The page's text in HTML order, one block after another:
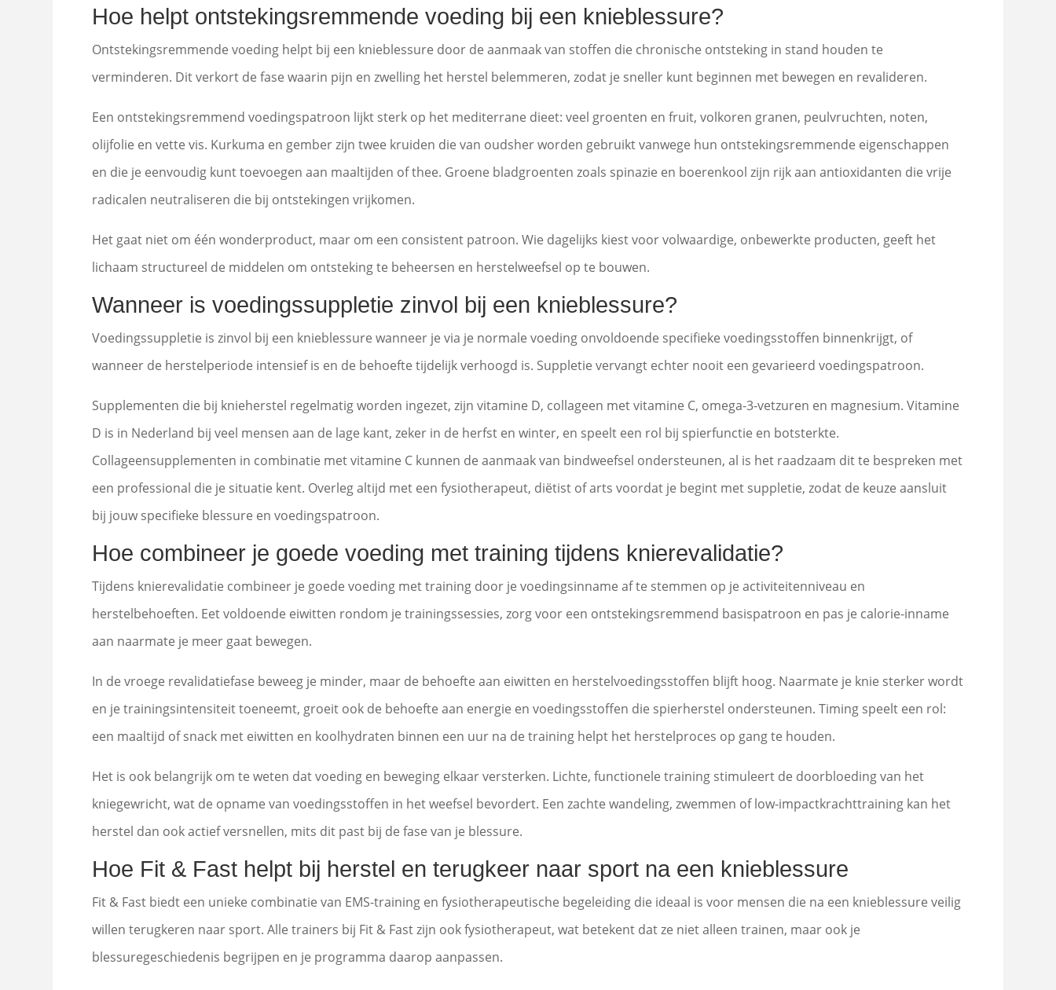
Hoe helpt ontstekingsremmende voeding bij een knieblessure?
Ontstekingsremmende voeding helpt bij een knieblessure door de aanmaak van stoffen die chronische ontsteking in stand houden te
verminderen. Dit verkort de fase waarin pijn en zwelling het herstel belemmeren, zodat je sneller kunt beginnen met bewegen en revalideren.
Een ontstekingsremmend voedingspatroon lijkt sterk op het mediterrane dieet: veel groenten en fruit, volkoren granen, peulvruchten, noten,
olijfolie en vette vis. Kurkuma en gember zijn twee kruiden die van oudsher worden gebruikt vanwege hun ontstekingsremmende eigenschappen
en die je eenvoudig kunt toevoegen aan maaltijden of thee. Groene bladgroenten zoals spinazie en boerenkool zijn rijk aan antioxidanten die vrije
radicalen neutraliseren die bij ontstekingen vrijkomen.
Het gaat niet om één wonderproduct, maar om een consistent patroon. Wie dagelijks kiest voor volwaardige, onbewerkte producten, geeft het
lichaam structureel de middelen om ontsteking te beheersen en herstelweefsel op te bouwen.
Wanneer is voedingssuppletie zinvol bij een knieblessure?
Voedingssuppletie is zinvol bij een knieblessure wanneer je via je normale voeding onvoldoende specifieke voedingsstoffen binnenkrijgt, of
wanneer de herstelperiode intensief is en de behoefte tijdelijk verhoogd is. Suppletie vervangt echter nooit een gevarieerd voedingspatroon.
Supplementen die bij knieherstel regelmatig worden ingezet, zijn vitamine D, collageen met vitamine C, omega-3-vetzuren en magnesium. Vitamine
D is in Nederland bij veel mensen aan de lage kant, zeker in de herfst en winter, en speelt een rol bij spierfunctie en botsterkte.
Collageensupplementen in combinatie met vitamine C kunnen de aanmaak van bindweefsel ondersteunen, al is het raadzaam dit te bespreken met
een professional die je situatie kent. Overleg altijd met een fysiotherapeut, diëtist of arts voordat je begint met suppletie, zodat de keuze aansluit
bij jouw specifieke blessure en voedingspatroon.
Hoe combineer je goede voeding met training tijdens knierevalidatie?
Tijdens knierevalidatie combineer je goede voeding met training door je voedingsinname af te stemmen op je activiteitenniveau en
herstelbehoeften. Eet voldoende eiwitten rondom je trainingssessies, zorg voor een ontstekingsremmend basispatroon en pas je calorie-inname
aan naarmate je meer gaat bewegen.
In de vroege revalidatiefase beweeg je minder, maar de behoefte aan eiwitten en herstelvoedingsstoffen blijft hoog. Naarmate je knie sterker wordt
en je trainingsintensiteit toeneemt, groeit ook de behoefte aan energie en voedingsstoffen die spierherstel ondersteunen. Timing speelt een rol:
een maaltijd of snack met eiwitten en koolhydraten binnen een uur na de training helpt het herstelproces op gang te houden.
Het is ook belangrijk om te weten dat voeding en beweging elkaar versterken. Lichte, functionele training stimuleert de doorbloeding van het
kniegewricht, wat de opname van voedingsstoffen in het weefsel bevordert. Een zachte wandeling, zwemmen of low-impactkrachttraining kan het
herstel dan ook actief versnellen, mits dit past bij de fase van je blessure.
Hoe Fit & Fast helpt bij herstel en terugkeer naar sport na een knieblessure
Fit & Fast biedt een unieke combinatie van EMS-training en fysiotherapeutische begeleiding die ideaal is voor mensen die na een knieblessure veilig
willen terugkeren naar sport. Alle trainers bij Fit & Fast zijn ook fysiotherapeut, wat betekent dat ze niet alleen trainen, maar ook je
blessuregeschiedenis begrijpen en je programma daarop aanpassen.